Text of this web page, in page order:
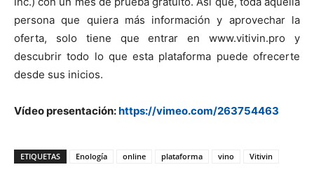
persona que quiera más información y aprovechar la
oferta, solo tiene que entrar en www.vitivin.pro y
descubrir todo lo que esta plataforma puede ofrecerte
desde sus inicios.
Vídeo presentación:https://vimeo.com/263754463
ETIQUETAS Enología online plataforma vino Vitivin